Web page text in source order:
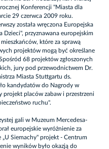
Konferencji "Miasta dla
29 czerwca 2009 roku.
została wręczona Europejska
Dzieci", przyznawana europejskim
które za sprawą
projektów mogą być określane
68 projektów zgłoszonych
jury pod przewodnictwem Dr.
Miasta Stuttgartu ds.
kandydatów do Nagrody w
projekt placów zabaw i przestrzeni
ruchu".
gali w Muzeum Mercedesa-
europejskie wyróżnienie za
„U Siemachy" projekt - Centrum
wyników było okazją do